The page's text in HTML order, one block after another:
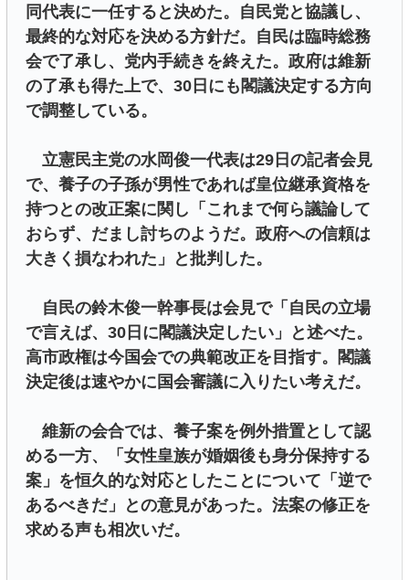
同代表に一任すると決めた。自民党と協議し、
最終的な対応を決める方針だ。自民は臨時総務
会で了承し、党内手続きを終えた。政府は維新
の了承も得た上で、30日にも閣議決定する方向
で調整している。
立憲民主党の水岡俊一代表は29日の記者会見
で、養子の子孫が男性であれば皇位継承資格を
持つとの改正案に関し「これまで何ら議論して
おらず、だまし討ちのようだ。政府への信頼は
大きく損なわれた」と批判した。
自民の鈴木俊一幹事長は会見で「自民の立場
で言えば、30日に閣議決定したい」と述べた。
高市政権は今国会での典範改正を目指す。閣議
決定後は速やかに国会審議に入りたい考えだ。
維新の会合では、養子案を例外措置として認
める一方、「女性皇族が婚姻後も身分保持する
案」を恒久的な対応としたことについて「逆で
あるべきだ」との意見があった。法案の修正を
求める声も相次いだ。